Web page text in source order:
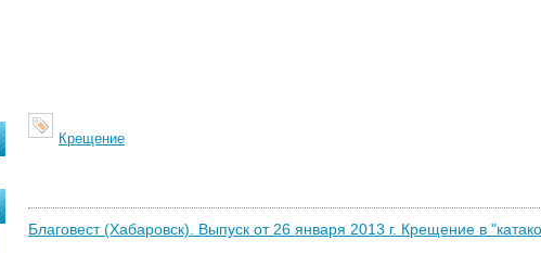
Крещение
Благовест (Хабаровск). Выпуск от 26 января 2013 г. Крещение в